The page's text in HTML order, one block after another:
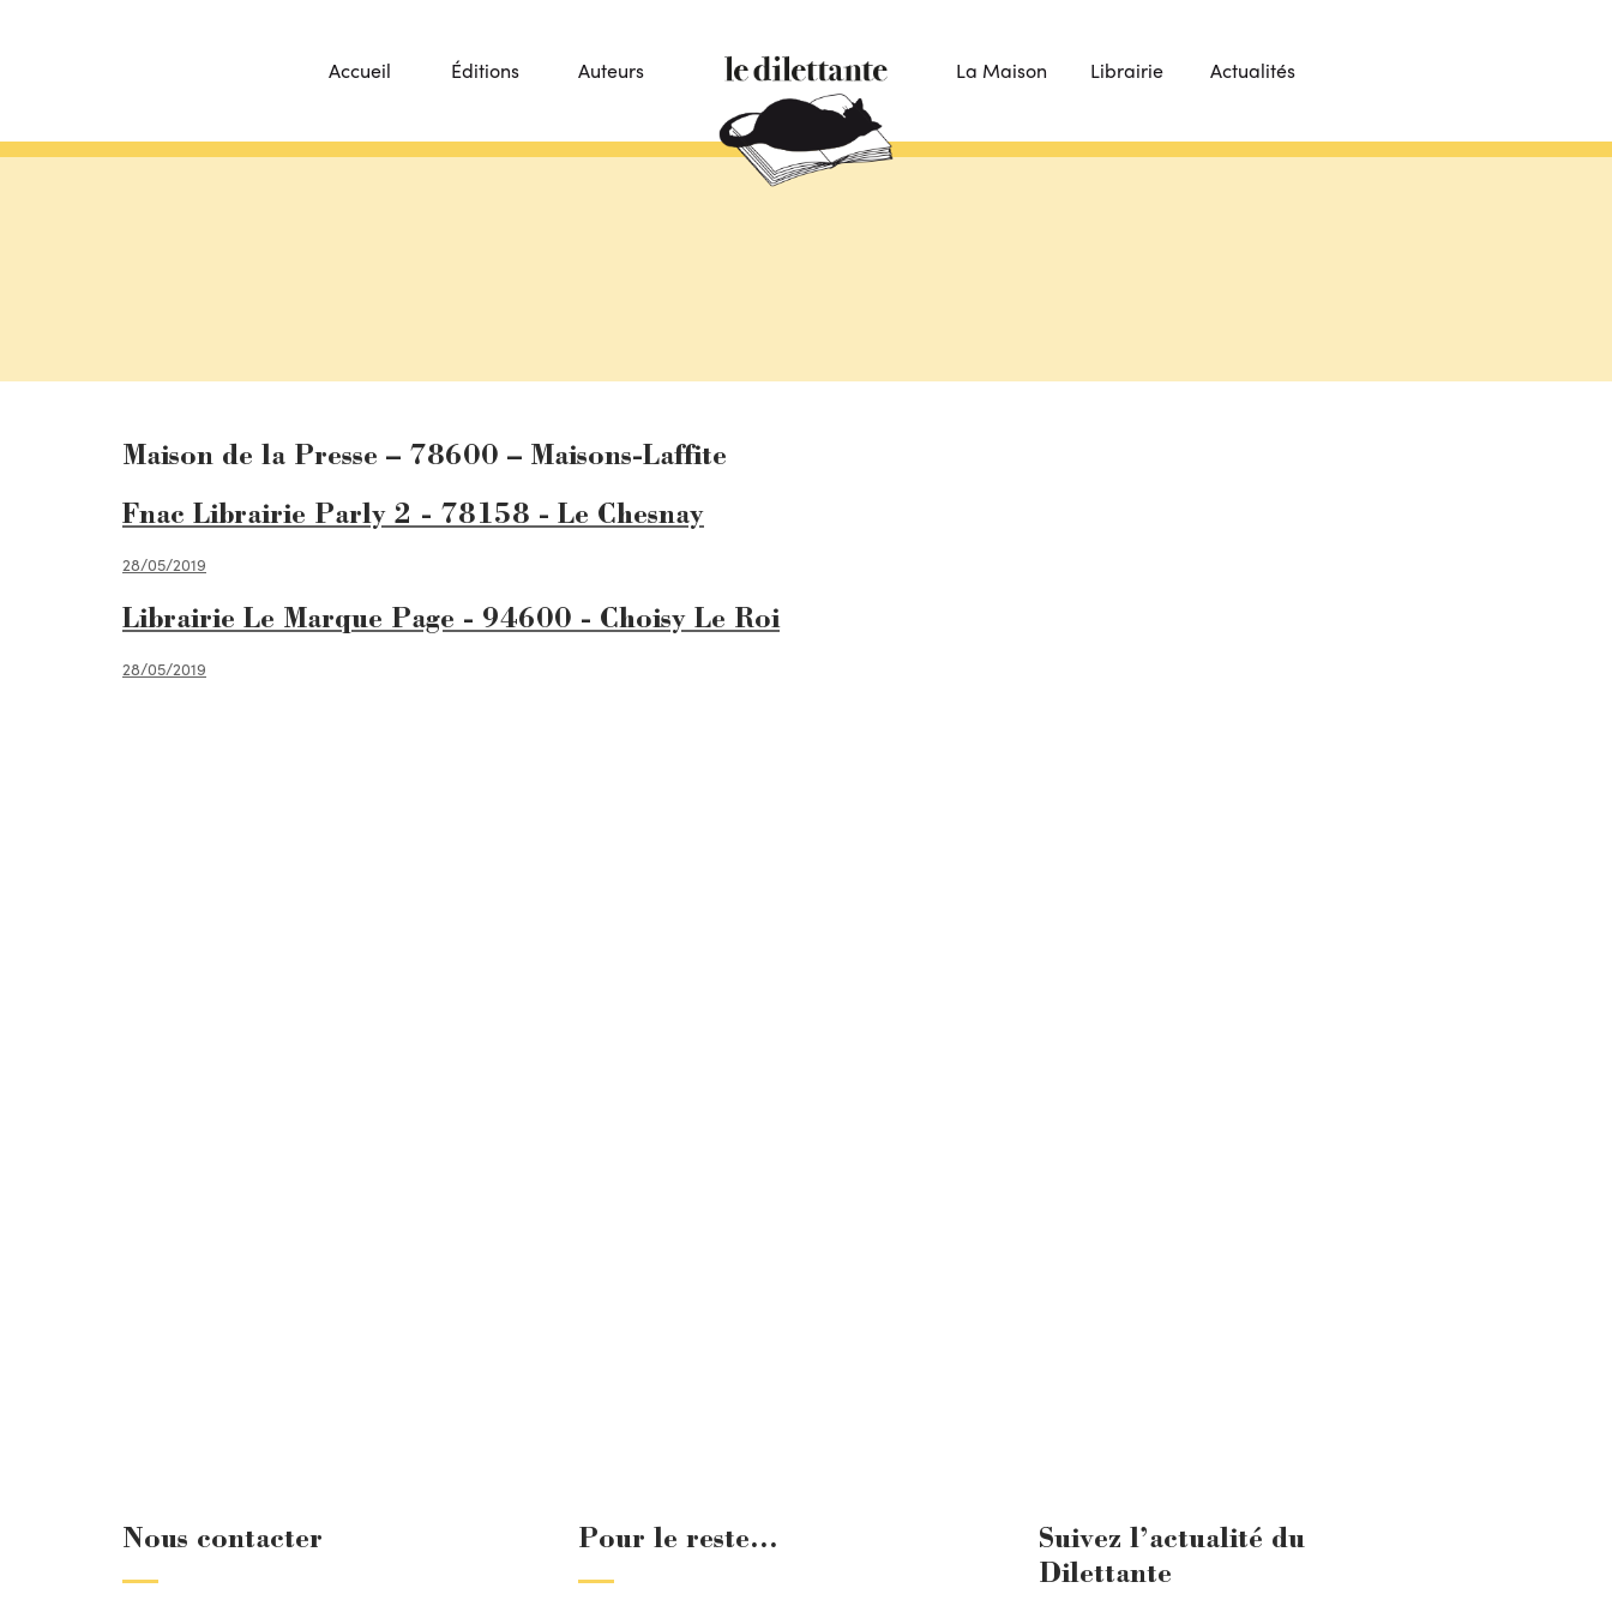
Accueil Éditions Auteurs La Maison Librairie Actualités
Maison de la Presse – 78600 – Maisons-Laffite
Fnac Librairie Parly 2 - 78158 - Le Chesnay
28/05/2019
Librairie Le Marque Page - 94600 - Choisy Le Roi
28/05/2019
Nous contacter Pour le reste...
Suivez l’actualité du
Dilettante